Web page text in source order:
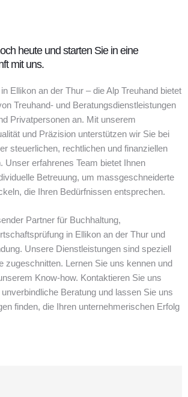
heute und starten Sie in eine
mit uns.
Ellikon an der Thur – die Alp Treuhand bietet
Treuhand- und Beratungsdienstleistungen
Privatpersonen an. Mit unserem
und Präzision unterstützen wir Sie bei
steuerlichen, rechtlichen und finanziellen
Unser erfahrenes Team bietet Ihnen
Betreuung, um massgeschneiderte
die Ihren Bedürfnissen entsprechen.
Partner für Buchhaltung,
in Ellikon an der Thur und
Unsere Dienstleistungen sind speziell
zugeschnitten. Lernen Sie uns kennen und
Know-how. Kontaktieren Sie uns
Beratung und lassen Sie uns
finden, die Ihren unternehmerischen Erfolg